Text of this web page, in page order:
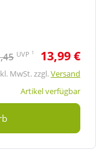
UVP 1 13,99 €
MwSt. zzgl.Versand
Artikel verfügbar